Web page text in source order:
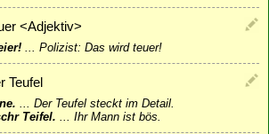
<Adjektiv>
... Polizist: Das wird teuer!
Teufel
... Der Teufel steckt im Detail.
Teifel. ... Ihr Mann ist bös.